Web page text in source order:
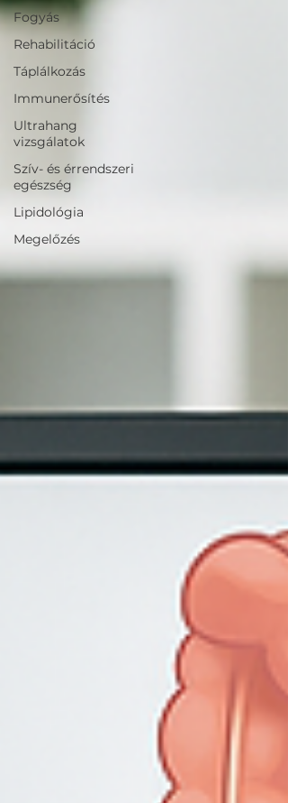
Fogyás
Rehabilitáció
Táplálkozás
Immunerősítés
Ultrahang
vizsgálatok
Szív- és érrendszeri
egészség
Lipidológia
Megelőzés